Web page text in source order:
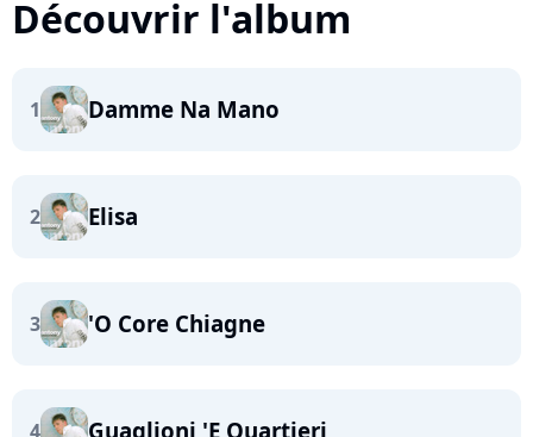
Découvrir l'album
1 Damme Na Mano
2 Elisa
3 'O Core Chiagne
4 Guaglioni 'E Quartieri